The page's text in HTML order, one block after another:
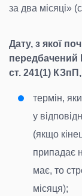
за два місяці»
Дату, з якої
передбачений
ст. 241(1)
термін,
у
(якщо
припадає
має, то
місяця);